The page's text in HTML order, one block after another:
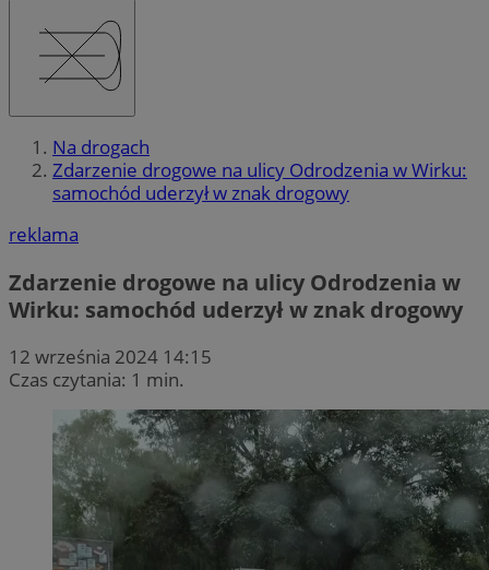
Na drogach
Zdarzenie drogowe na ulicy Odrodzenia w Wirku:
samochód uderzył w znak drogowy
reklama
Zdarzenie drogowe na ulicy Odrodzenia w
Wirku: samochód uderzył w znak drogowy
12 września 2024 14:15
Czas czytania: 1 min.